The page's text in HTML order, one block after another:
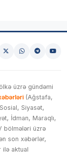
üzrə gündəmi
(Ağstafa,
Siyasət,
İdman, Maraqlı,
bölmələri üzrə
son xəbərlər,
ilə aktual